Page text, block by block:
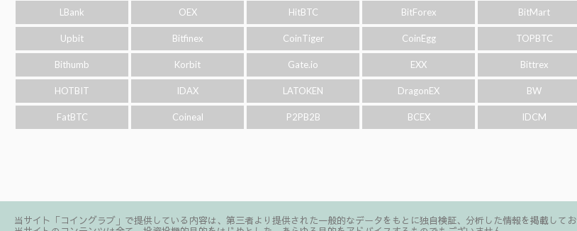
LBank OEX HitBTC BitForex BitMart
Upbit Bitfinex CoinTiger CoinEgg TOPBTC
Bithumb Korbit Gate.io EXX Bittrex
HOTBIT IDAX LATOKEN DragonEX BW
FatBTC Coineal P2PB2B BCEX IDCM
当サイト「コイングラブ」で提供している内容は、第三者より提供された一般的なデータをもとに独自検証、分析した情報を掲載して